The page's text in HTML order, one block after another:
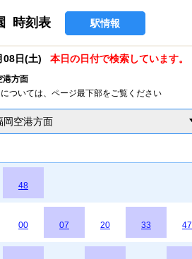
時刻表 駅情報
08日(土) 本日の日付で検索しています。
港方面
ついては、ページ最下部をご覧ください
空港方面
48
00 07 20 33 47